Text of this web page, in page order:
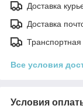
Доставка
Доставка
Все условия
Условия